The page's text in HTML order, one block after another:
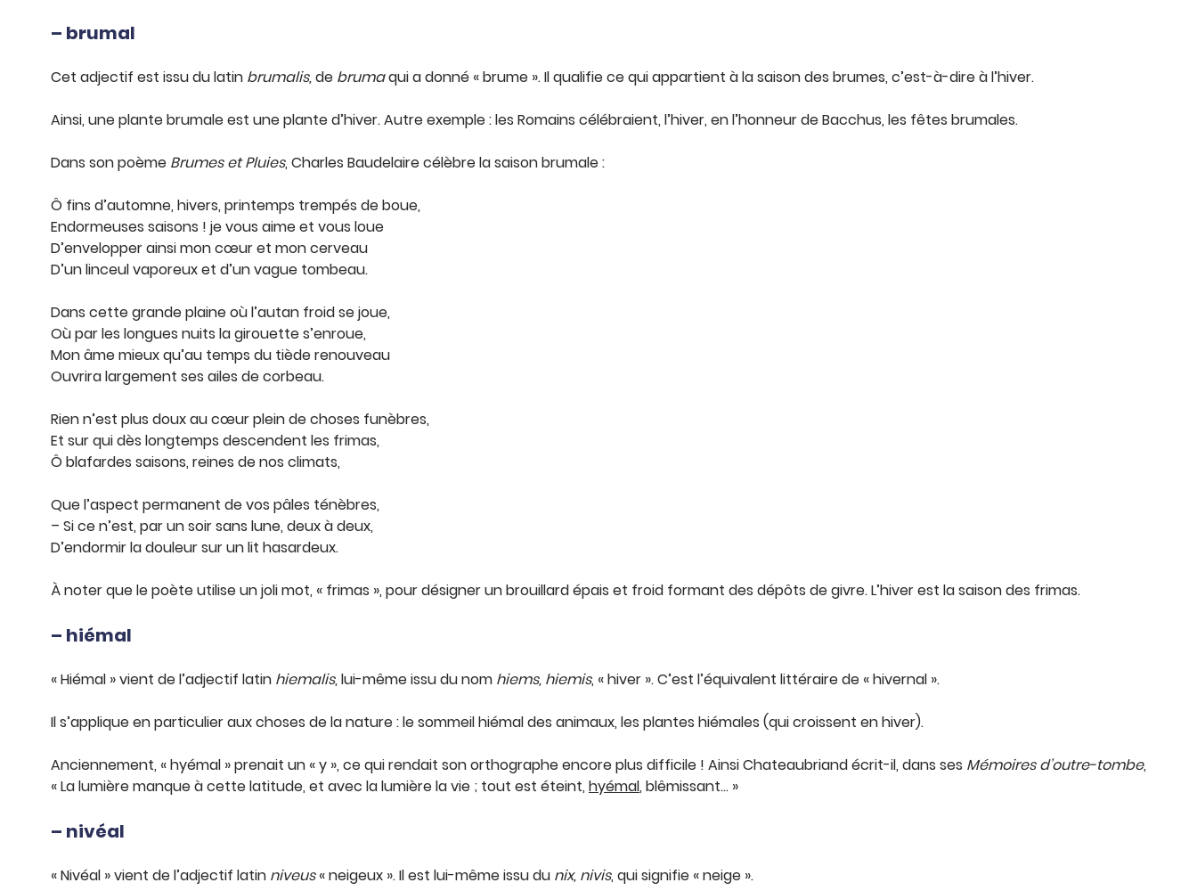
– brumal
Cet adjectif est issu du latin brumalis,de brumaqui a donné « brume ». Il qualifie ce qui appartient à la saison des brumes, c’est-à-dire à l’hiver.
Ainsi, une plante brumale est une plante d’hiver. Autre exemple : les Romains célébraient, l’hiver, en l’honneur de Bacchus, les fêtes brumales.
Dans son poème Brumes et Pluies, Charles Baudelaire célèbre la saison brumale :
Ô fins d’automne, hivers, printemps trempés de boue,
Endormeuses saisons ! je vous aime et vous loue
D’envelopper ainsi mon cœur et mon cerveau
D’un linceul vaporeux et d’un vague tombeau.
Dans cette grande plaine où l’autan froid se joue,
Où par les longues nuits la girouette s’enroue,
Mon âme mieux qu’au temps du tiède renouveau
Ouvrira largement ses ailes de corbeau.
Rien n’est plus doux au cœur plein de choses funèbres,
Et sur qui dès longtemps descendent les frimas,
Ô blafardes saisons, reines de nos climats,
Que l’aspect permanent de vos pâles ténèbres,
– Si ce n’est, par un soir sans lune, deux à deux,
D’endormir la douleur sur un lit hasardeux.
À noter que le poète utilise un joli mot, « frimas », pour désigner un brouillard épais et froid formant des dépôts de givre. L’hiver est la saison des frimas.
– hiémal
« Hiémal » vient de l’adjectif latin hiemalis, lui-même issu du nom hiems, hiemis, « hiver ». C’est l’équivalent littéraire de « hivernal ».
Il s’applique en particulier aux choses de la nature : le sommeil hiémal des animaux, les plantes hiémales (qui croissent en hiver).
Anciennement, « hyémal » prenait un « y », ce qui rendait son orthographe encore plus difficile ! Ainsi Chateaubriand écrit-il, dans ses Mémoires d’outre-tombe,
« La lumière manque à cette latitude, et avec la lumière la vie ; tout est éteint, hyémal, blêmissant… »
– nivéal
« Nivéal » vient de l’adjectif latin niveus« neigeux ». Il est lui-même issu du nix, nivis, qui signifie « neige ».